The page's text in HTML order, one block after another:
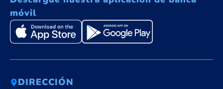
móvil
DIRECCIÓN